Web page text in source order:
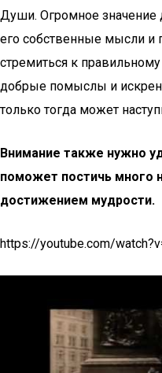
Души. Огромное
его собственные мысли и
стремиться к
добрые помыслы и
только тогда может
Внимание также нужно
поможет постичь много
достижением мудрости.
https://youtube.com/